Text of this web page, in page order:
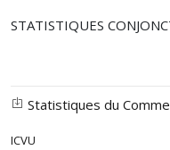
STATISTIQUES
Statistiques du
ICVU